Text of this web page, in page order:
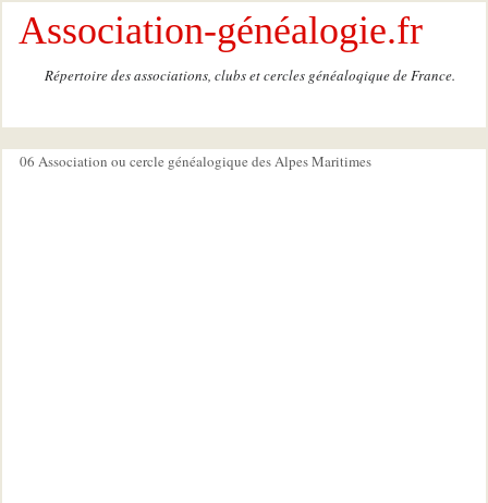
Association-généalogie.fr
Répertoire des associations, clubs et cercles généaloqique de France.
06 Association ou cercle généalogique des Alpes Maritimes